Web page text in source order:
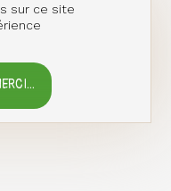
sur ce site